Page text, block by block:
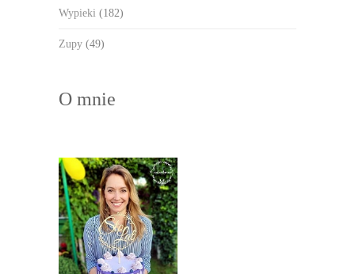
Wypieki (182)
Zupy (49)
O mnie